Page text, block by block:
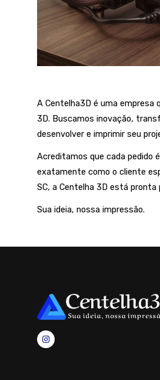
A Centelha3D é uma
3D. Buscamos inovação,
desenvolver e imprimir seu
Acreditamos que cada pedido
exatamente como o cliente
SC, a Centelha 3D está
Sua ideia, nossa impressão.